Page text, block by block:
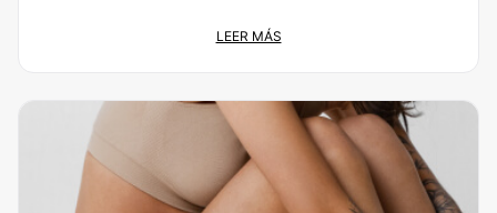
¡Ponle buena cara a la vida por menos de lo que esperas! En
Clinicasesteticas.com.co podrás contratar los servicios de Clinica Eterna
Juventud y estar como siempre has soñado. ¡Aprovecha el 5% de descuento
LEER MÁS